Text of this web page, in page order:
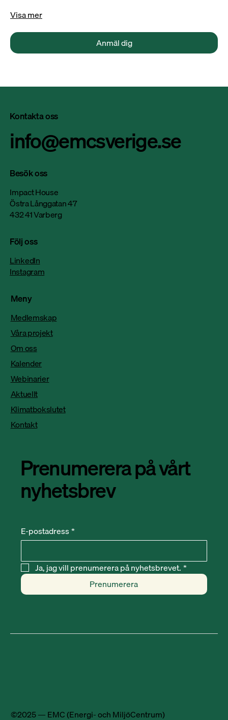
Visa mer
Anmäl dig
Prenumerera på vårt
nyhetsbrev
E-postadress*
Ja, jag vill prenumerera på nyhetsbrevet.*
Prenumerera
Besök oss
Impact House
Östra Långgatan 47
432 41 Varberg
Meny
Medlemskap
Våra projekt
Om oss
Kalender
Webinarier
Aktuellt
Klimatbokslutet
Kontakt
Följ oss
LinkedIn
Instagram
Kontakta oss
info@emcsverige.se
©2025 — EMC (Energi- och MiljöCentrum)